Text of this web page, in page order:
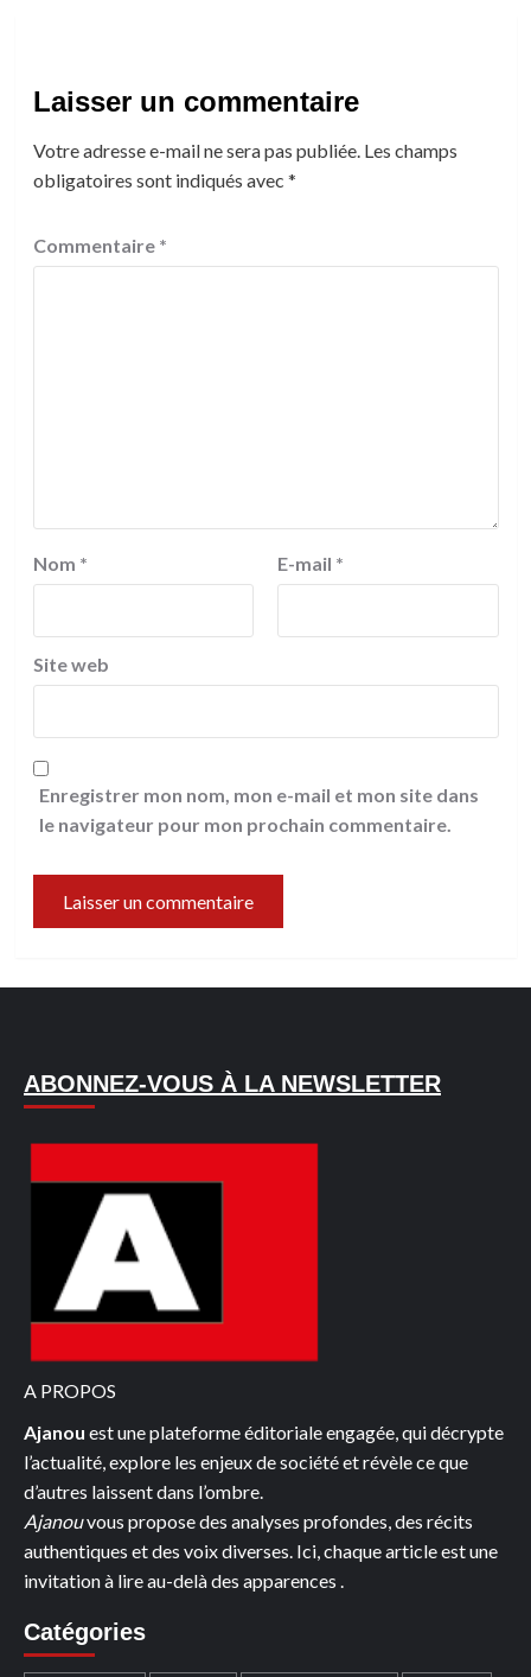
Laisser un commentaire
Votre adresse e-mail ne sera pas publiée. Les champs
obligatoires sont indiqués avec *
Commentaire *
Nom * E-mail *
Site web
Enregistrer mon nom, mon e-mail et mon site dans
le navigateur pour mon prochain commentaire.
ABONNEZ-VOUS À LA NEWSLETTER
A PROPOS
Ajanou est une plateforme éditoriale engagée, qui décrypte
l’actualité, explore les enjeux de société et révèle ce que
d’autres laissent dans l’ombre.
Ajanouvous propose des analyses profondes, des récits
authentiques et des voix diverses. Ici, chaque article est une
invitation à lire au-delà des apparences .
Catégories